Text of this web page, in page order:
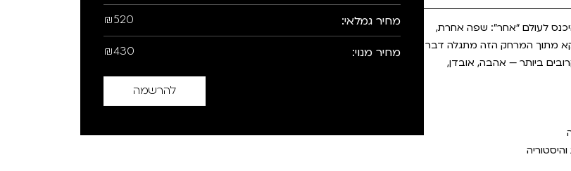
לעולם “אחר”: שפה אחרת,
מתוך המרחק הזה מתגלה דבר
ביותר — אהבה, אובדן,
מחיר גמלאי: ₪520
מחיר מנוי: ₪430
להרשמה